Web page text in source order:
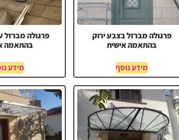
פרגולה מברזל בצבע ירוק
בהתאמה אישית
מידע נוסף
פרגולה מברזל
בהתאמה
מידע